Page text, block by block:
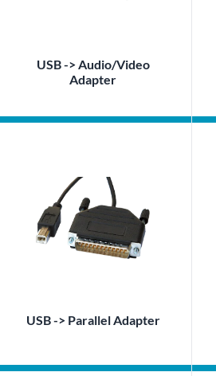
USB -> Audio/Video
Adapter
USB -> Parallel Adapter